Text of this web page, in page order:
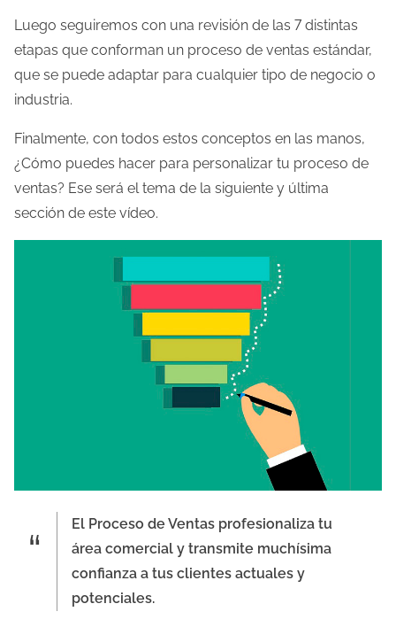
d
e
l
a
t
Luego seguiremos con una revisión de las 7 distintas
etapas que conforman un proceso de ventas estándar,
que se puede adaptar para cualquier tipo de negocio o
industria.
Finalmente, con todos estos conceptos en las manos,
¿Cómo puedes hacer para personalizar tu proceso de
ventas? Ese será el tema de la siguiente y última
sección de este vídeo.
El Proceso de Ventas profesionaliza tu
área comercial y transmite muchísima
confianza a tus clientes actuales y
potenciales.